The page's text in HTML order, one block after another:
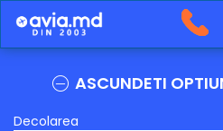
ASCUNDETI
Decolarea